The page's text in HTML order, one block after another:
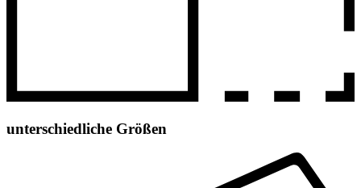
unterschiedliche Größen